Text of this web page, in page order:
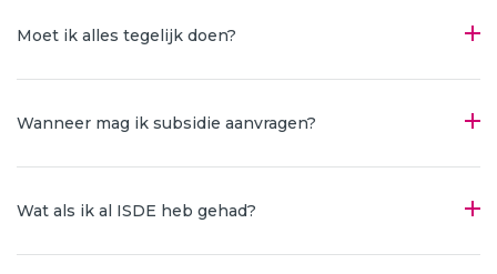
Moet ik alles tegelijk doen?
Wanneer mag ik subsidie aanvragen?
Wat als ik al ISDE heb gehad?